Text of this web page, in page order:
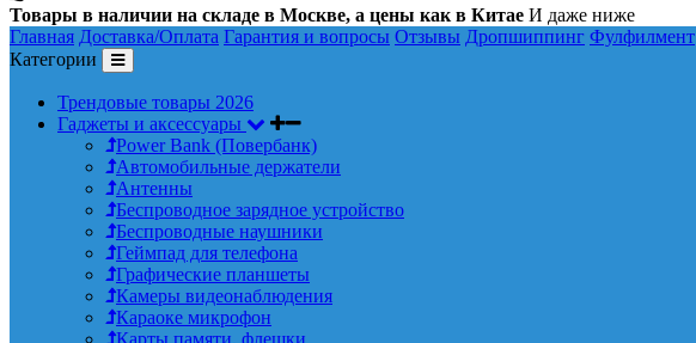
Товары в наличии на складе в Москве, а цены как в Китае И даже ниже
Главная Доставка/Оплата Гарантия и вопросы Отзывы Дропшиппинг Фулфилмент
Категории
Трендовые товары 2026
Гаджеты и аксессуары
Power Bank (Повербанк)
Автомобильные держатели
Антенны
Беспроводное зарядное устройство
Беспроводные наушники
Геймпад для телефона
Графические планшеты
Камеры видеонаблюдения
Караоке микрофон
Карты памяти, флешки